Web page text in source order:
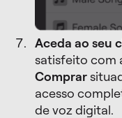
Aceda ao seu
satisfeito com
Comprar
acesso
de voz digital.